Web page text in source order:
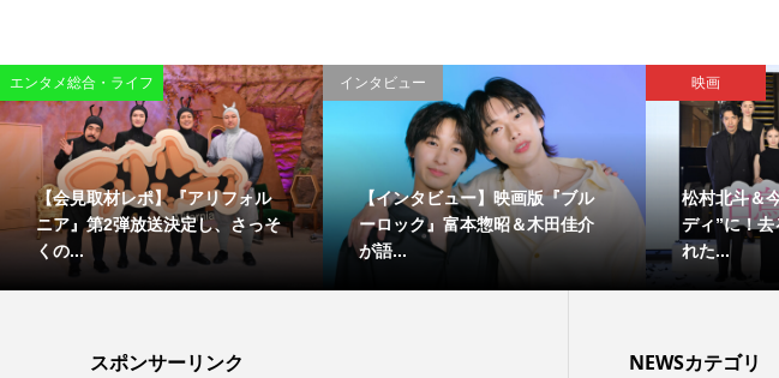
エンタメ総合・ライフ
【会見取材レポ】『アリフォル
ニア』第2弾放送決定し、さっそ
くの...
インタビュー
【インタビュー】映画版『ブル
ーロック』富本惣昭＆木田佳介
が語...
映画
松村北斗＆
ディ”に！
れた...
スポンサーリンク NEWSカテゴリ